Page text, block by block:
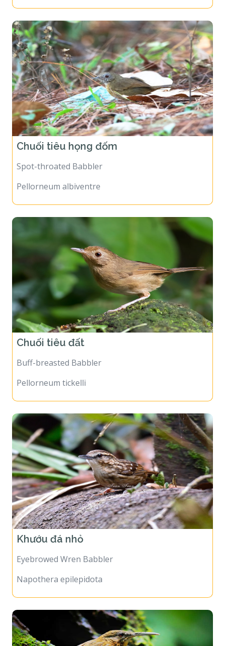
Chuối tiêu họng đốm
Spot-throated Babbler
Pellorneum albiventre
Chuối tiêu đất
Buff-breasted Babbler
Pellorneum tickelli
Khướu đá nhỏ
Eyebrowed Wren Babbler
Napothera epilepidota